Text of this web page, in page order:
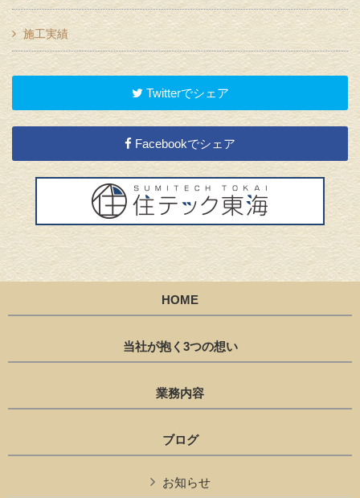
施工実績
Twitterでシェア
Facebookでシェア
HOME
当社が抱く3つの想い
業務内容
ブログ
お知らせ